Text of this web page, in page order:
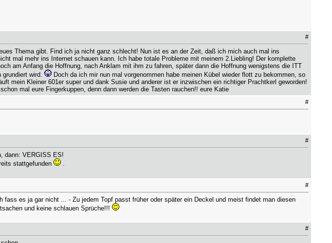
#
Thema gibt. Find ich ja nicht ganz schlecht! Nun ist es an der Zeit, daß ich mich auch mal ins
mal mehr ins Internet schauen kann. Ich habe totale Probleme mit meinem 2.Liebling! Der komplette
am Anfang die Hoffnung, nach Anklam mit ihm zu fahren, später dann die Hoffnung wenigstens die ITT
wird.
Doch da ich mir nun mal vorgenommen habe meinen Kübel wieder flott zu bekommen, so
mein Kleiner 601er super und dank Susie und anderer ist er inzwischen ein richtiger Prachtkerl geworden!
mal eure Fingerkuppen, denn dann werden die Tasten rauchen!! eure Katie
#
#
dann: VERGISS ES!
stattgefunden
.
#
es ja gar nicht ... - Zu jedem Topf passt früher oder später ein Deckel und meist findet man diesen
und keine schlauen Sprüche!!!
#